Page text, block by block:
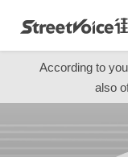
According to
also